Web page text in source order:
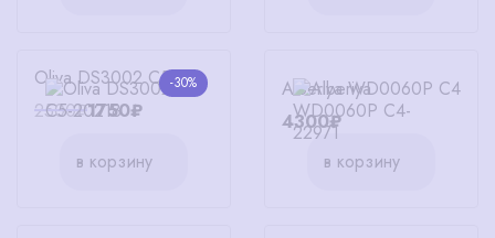
-30%
Oliva DS3002 C5
2500₽1750₽
в корзину
Alberiya WD0060P C4
4300₽
в корзину